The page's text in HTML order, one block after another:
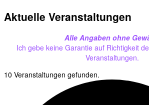
Aktuelle Veranstaltungen
Alle Angaben ohne
Ich gebe keine Garantie auf Richtigkeit
Veranstaltungen.
10 Veranstaltungen gefunden.